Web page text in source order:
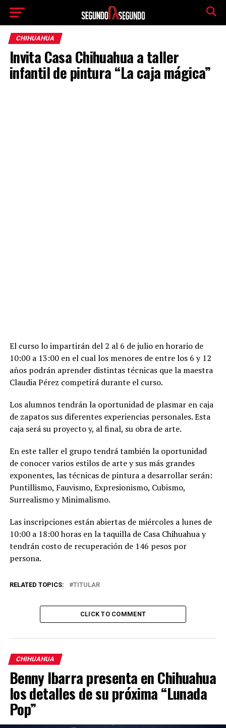
CHIHUAHUA
Invita Casa Chihuahua a taller
infantil de pintura “La caja mágica”
El curso lo impartirán del 2 al 6 de julio en horario de
10:00 a 13:00 en el cual los menores de entre los 6 y 12
años podrán aprender distintas técnicas que la maestra
Claudia Pérez competirá durante el curso.
Los alumnos tendrán la oportunidad de plasmar en caja
de zapatos sus diferentes experiencias personales. Esta
caja será su proyecto y, al final, su obra de arte.
En este taller el grupo tendrá también la oportunidad
de conocer varios estilos de arte y sus más grandes
exponentes, las técnicas de pintura a desarrollar serán:
Puntillismo, Fauvismo, Expresionismo, Cubismo,
Surrealismo y Minimalismo.
Las inscripciones están abiertas de miércoles a lunes de
10:00 a 18:00 horas en la taquilla de Casa Chihuahua y
tendrán costo de recuperación de 146 pesos por
persona.
RELATED TOPICS: TITULAR
CLICK TO COMMENT
CHIHUAHUA
Benny Ibarra presenta en Chihuahua
los detalles de su próxima “Lunada
Pop”